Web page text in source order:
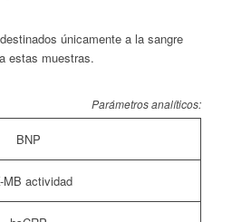
únicamente a la sangre
estas muestras.
Parámetros analíticos:
BNP
MB actividad